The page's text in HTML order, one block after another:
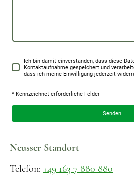
Ich bin damit einverstanden, dass diese
Kontaktaufnahme gespeichert und
dass ich meine Einwilligung jederzeit
* Kennzeichnet erforderliche Felder
Senden
Neusser Standort
Telefon: +49 163 7 880 880